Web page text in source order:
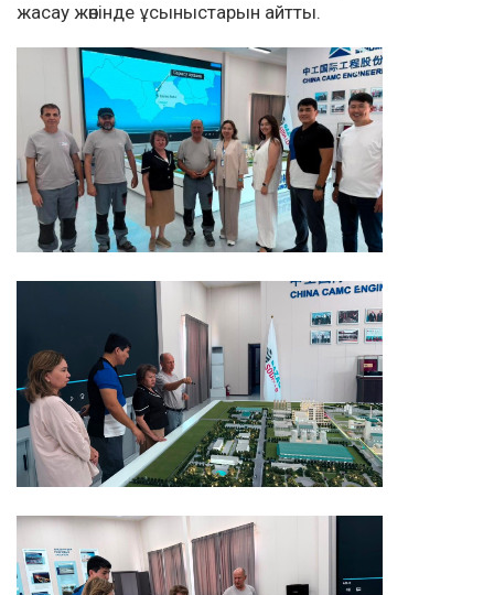
жасау жөнінде ұсыныстарын айтты.